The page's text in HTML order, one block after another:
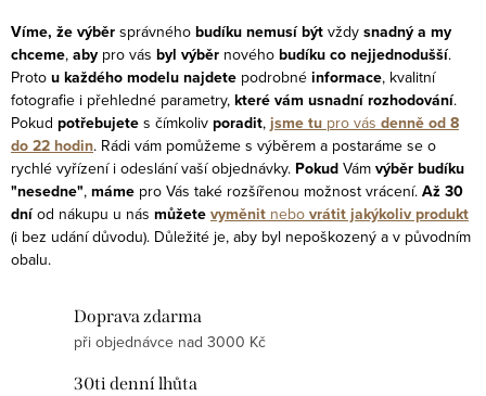
Víme, že výběr správného budíku nemusí být vždy snadnýa my
chceme, aby pro vás byl výběr nového budíku co nejjednodušší.
Proto u každého modelu najdete podrobné informace, kvalitní
fotografie i přehledné parametry, které vám usnadní rozhodování.
Pokud potřebujete s čímkoliv poradit, jsme tu pro vás denně od 8
do 22 hodin. Rádi vám pomůžeme s výběrem a postaráme se o
rychlé vyřízení i odeslání vaší objednávky. Pokud Vám výběr budíku
"nesedne", máme pro Vás také rozšířenou možnost vrácení. Až 30
dníod nákupu u nás můžetevyměnit nebo vrátit jakýkoliv produkt
(i bez udání důvodu). Důležité je, aby byl nepoškozený a v původním
obalu.
Doprava zdarma
při objednávce nad 3000 Kč
30ti denní lhůta